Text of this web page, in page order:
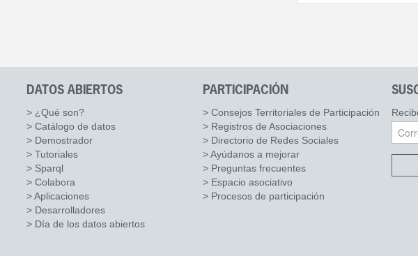
DATOS ABIERTOS
> ¿Qué son?
> Catálogo de datos
> Demostrador
> Tutoriales
> Sparql
> Colabora
> Aplicaciones
> Desarrolladores
> Día de los datos abiertos
PARTICIPACIÓN
> Consejos Territoriales de Participación
> Registros de Asociaciones
> Directorio de Redes Sociales
> Ayúdanos a mejorar
> Preguntas frecuentes
> Espacio asociativo
> Procesos de participación